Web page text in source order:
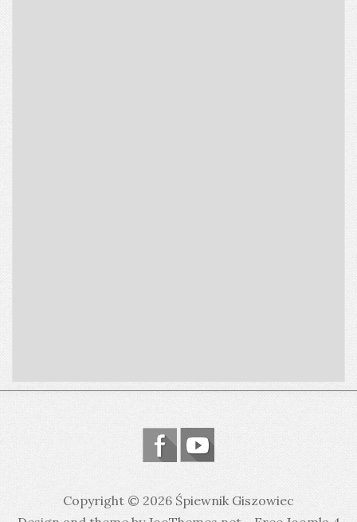
Copyright © 2026 Śpiewnik Giszowiec